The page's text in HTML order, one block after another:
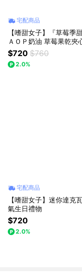
宅配商品
【嗜甜女子】『草莓季
ＡＯＰ奶油 草莓果乾夾
$720 $760
2.0%
宅配商品
【嗜甜女子】迷你達克
氣生日禮物
$720
2.0%